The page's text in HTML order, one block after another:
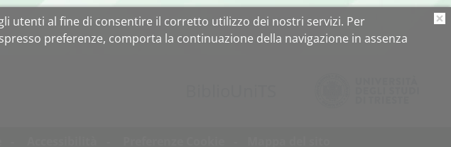
utenti al fine di consentire il corretto utilizzo dei nostri servizi. Per
preferenze, comporta la continuazione della navigazione in assenza